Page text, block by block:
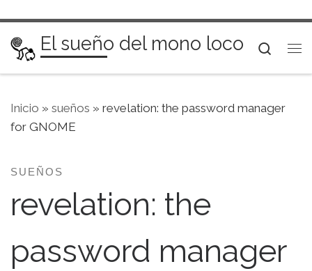
Saltar al contenido
El sueño del mono loco
Inicio » sueños » revelation: the password manager
for GNOME
SUEÑOS
revelation: the
password manager